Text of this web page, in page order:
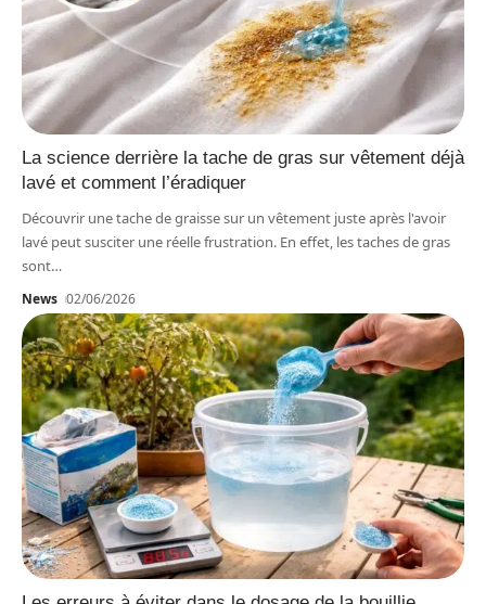
La science derrière la tache de gras sur vêtement déjà
lavé et comment l’éradiquer
Découvrir une tache de graisse sur un vêtement juste après l'avoir
lavé peut susciter une réelle frustration. En effet, les taches de gras
sont…
News 02/06/2026